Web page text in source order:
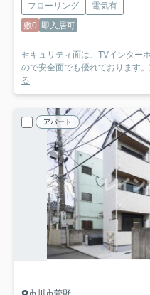
フローリング
電気有
敷0 即入居可
セキュリティ面は、TVインター
ので安全面でも優れております
る
アパート